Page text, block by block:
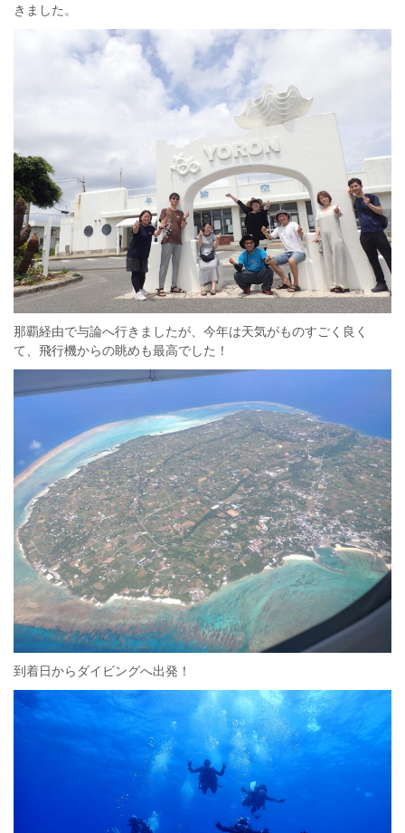
きました。
那覇経由で与論へ行きましたが、今年は天気がものすごく良く
て、飛行機からの眺めも最高でした！
到着日からダイビングへ出発！